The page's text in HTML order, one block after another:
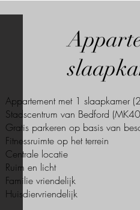
Appartement met 1 slaapkamer
Stadscentrum van Bedford
Gratis parkeren op basis van
Fitnessruimte op het terrein
Centrale locatie
Ruim en licht
Familie vriendelijk
Huisdiervriendelijk